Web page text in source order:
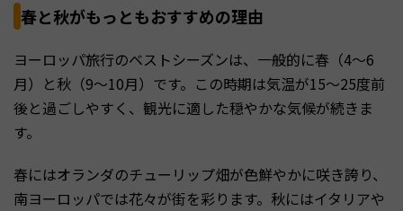
春と秋がもっともおすすめの理由
ヨーロッパ旅行のベストシーズンは、一般的に春（4〜6
月）と秋（9〜10月）です。この時期は気温が15〜25度前
後と過ごしやすく、観光に適した穏やかな気候が続きま
す。
春にはオランダのチューリップ畑が色鮮やかに咲き誇り、
南ヨーロッパでは花々が街を彩ります。秋にはイタリアや